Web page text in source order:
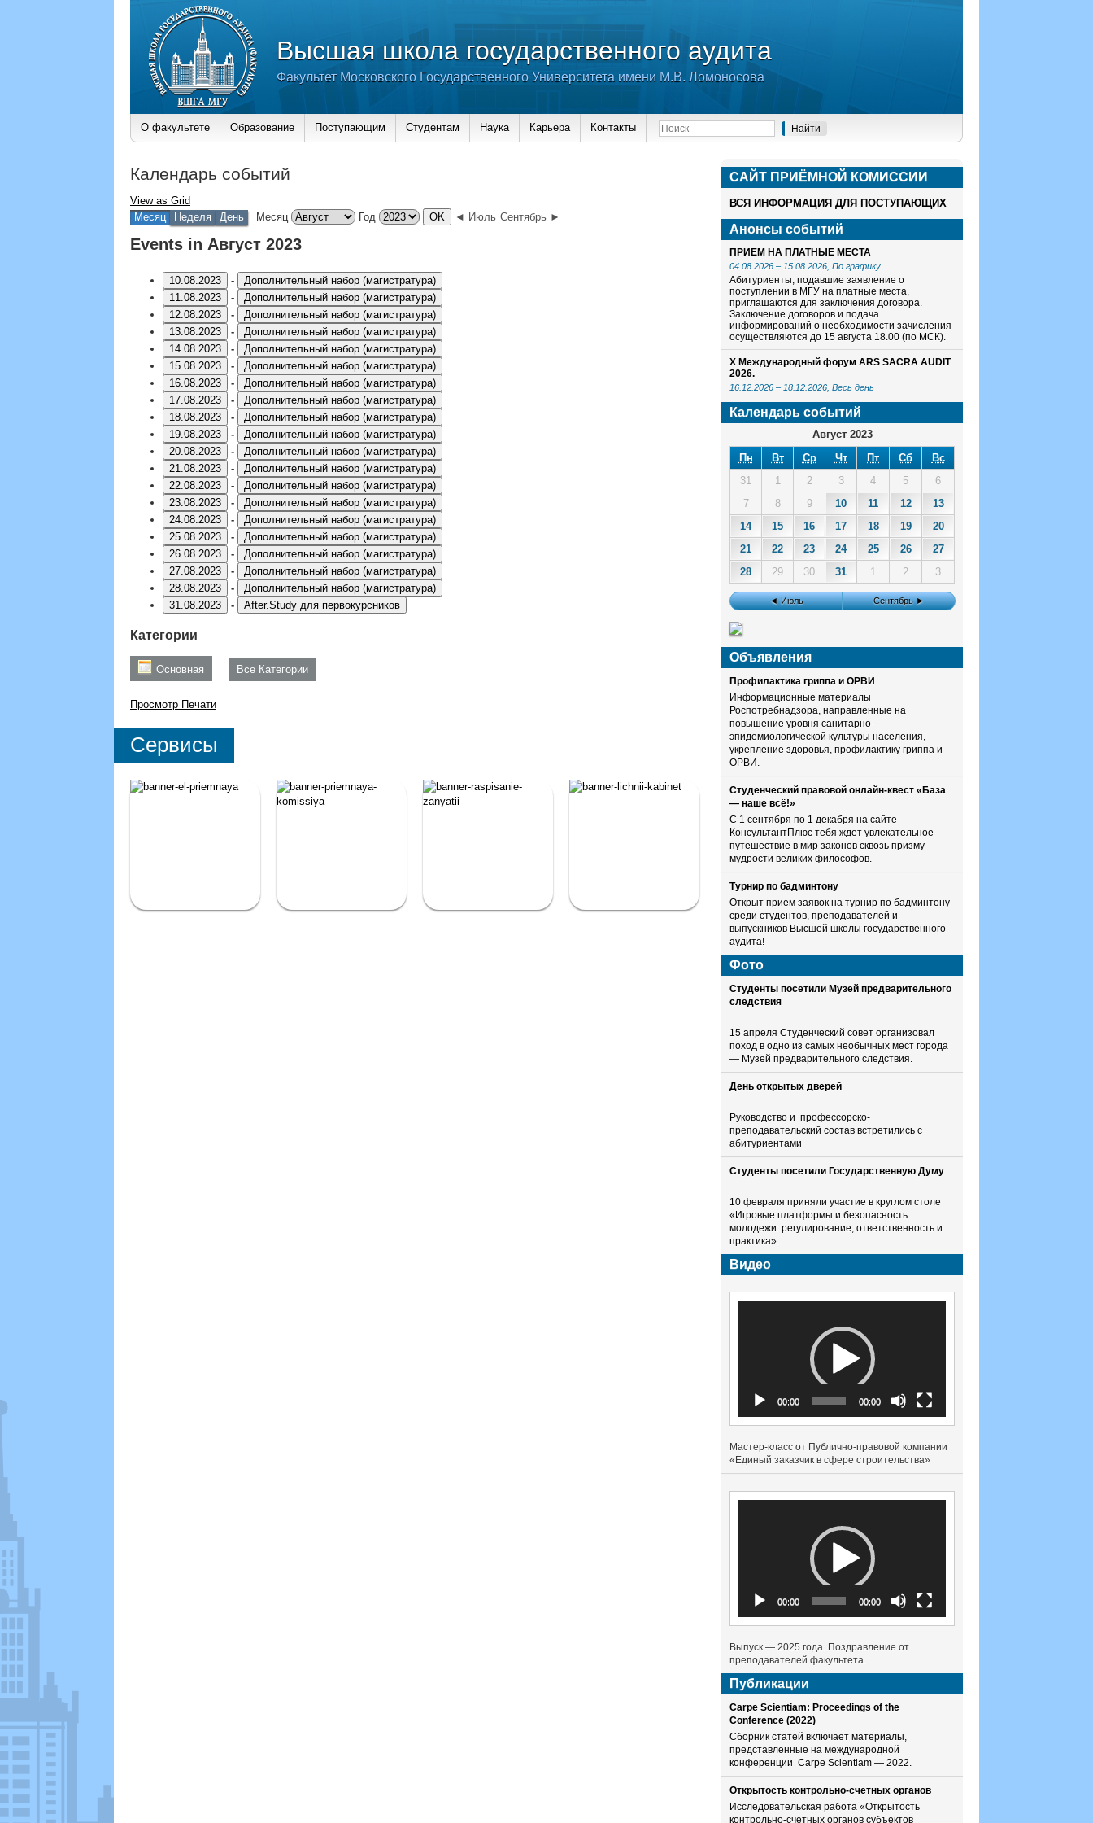
Высшая школа государственного аудита
Факультет Московского Государственного Университета имени М.В. Ломоносова
О факультете Образование Поступающим Студентам Наука Карьера Контакты
Календарь событий
View as Grid
Месяц
Неделя День Месяц Год ◄ Июль Сентябрь ►
Events in Август 2023
10.08.2023 -
Дополнительный набор (магистратура)
11.08.2023
-
Дополнительный набор (магистратура)
12.08.2023
-
Дополнительный набор (магистратура)
13.08.2023
-
Дополнительный набор (магистратура)
14.08.2023
-
Дополнительный набор (магистратура)
15.08.2023
-
Дополнительный набор (магистратура)
16.08.2023
-
Дополнительный набор (магистратура)
17.08.2023
-
Дополнительный набор (магистратура)
18.08.2023
-
Дополнительный набор (магистратура)
19.08.2023
-
Дополнительный набор (магистратура)
20.08.2023
-
Дополнительный набор (магистратура)
21.08.2023
-
Дополнительный набор (магистратура)
22.08.2023
-
Дополнительный набор (магистратура)
23.08.2023
-
Дополнительный набор (магистратура)
24.08.2023
-
Дополнительный набор (магистратура)
25.08.2023
-
Дополнительный набор (магистратура)
26.08.2023
-
Дополнительный набор (магистратура)
27.08.2023
-
Дополнительный набор (магистратура)
28.08.2023
-
Дополнительный набор (магистратура)
31.08.2023
- After.Study для первокурсников
Категории
Основная Все Категории
Просмотр Печати
Сервисы
САЙТ ПРИЁМНОЙ КОМИСCИИ
ВСЯ ИНФОРМАЦИЯ ДЛЯ ПОСТУПАЮЩИХ
Анонсы событий
ПРИЕМ НА ПЛАТНЫЕ МЕСТА
04.08.2026 – 15.08.2026 , По графику
Абитуриенты, подавшие заявление о
поступлении в МГУ на платные места,
приглашаются для заключения договора.
Заключение договоров и подача
информирований о необходимости зачисления
осуществляются до 15 августа 18.00 (по МСК).
X Международный форум ARS SACRA AUDIT
2026.
16.12.2026 – 18.12.2026 , Весь день
Календарь событий
Август 2023
Пн
Вт Ср Чт Пт Сб
Вс
31
1 2 3 4 5
6
7
8 9 10 11 12
13
14
15 16 17 18 19
20
21
22 23 24 25 26
27
28
29 30 31 1 2 3
◄ Июль Сентябрь ►
Объявления
Профилактика гриппа и ОРВИ
Информационные материалы
Роспотребнадзора, направленные на
повышение уровня санитарно-
эпидемиологической культуры населения,
укрепление здоровья, профилактику гриппа и
ОРВИ.
Студенческий правовой онлайн-квест «База
— наше всё!»
С 1 сентября по 1 декабря на сайте
КонсультантПлюс тебя ждет увлекательное
путешествие в мир законов сквозь призму
мудрости великих философов.
Турнир по бадминтону
Открыт прием заявок на турнир по бадминтону
среди студентов, преподавателей и
выпускников Высшей школы государственного
аудита!
Фото
Студенты посетили Музей предварительного
следствия
15 апреля Студенческий совет организовал
поход в одно из самых необычных мест города
— Музей предварительного следствия.
День открытых дверей
Руководство и профессорско-
преподавательский состав встретились с
абитуриентами
Студенты посетили Государственную Думу
10 февраля приняли участие в круглом столе
«Игровые платформы и безопасность
молодежи: регулирование, ответственность и
практика».
Видео
00:00 00:00
Мастер-класс от Публично-правовой компании
«Единый заказчик в сфере строительства»
00:00 00:00
Выпуск — 2025 года. Поздравление от
преподавателей факультета.
Публикации
Carpe Scientiam: Proceedings of the
Conference (2022)
Сборник статей включает материалы,
представленные на международной
конференции Carpe Scientiam — 2022.
Открытость контрольно-счетных органов
Исследовательская работа «Открытость
контрольно-счетных органов субъектов